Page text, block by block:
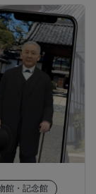
館・記念館